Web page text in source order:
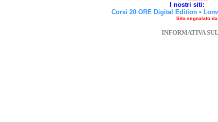
I nostri siti:
Corsi 20 ORE Digital Edition •
Sito segnalato
INFORMATIVA